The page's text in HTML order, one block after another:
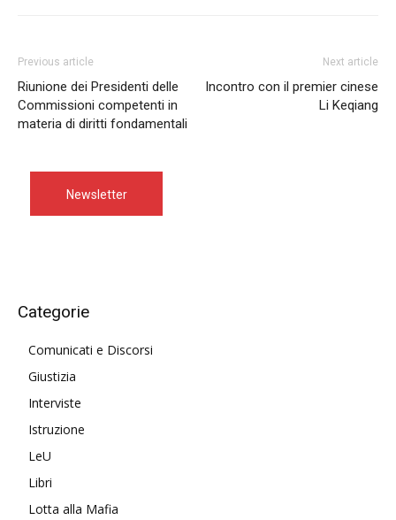
Previous article
Riunione dei Presidenti delle
Commissioni competenti in
materia di diritti fondamentali
Next article
Incontro con il premier cinese
Li Keqiang
Newsletter
Categorie
Comunicati e Discorsi
Giustizia
Interviste
Istruzione
LeU
Libri
Lotta alla Mafia